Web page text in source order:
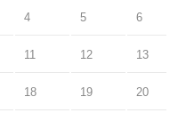
4 5 6
11 12 13
18 19 20